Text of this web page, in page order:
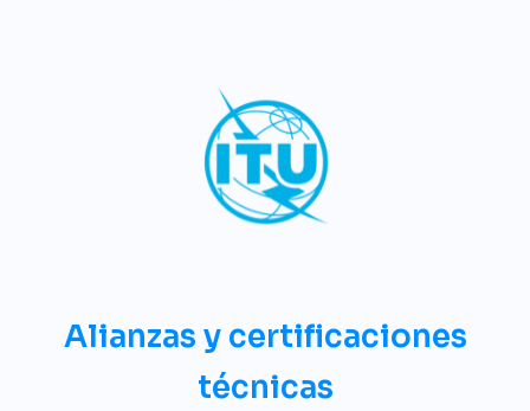
Alianzas y certificaciones
técnicas